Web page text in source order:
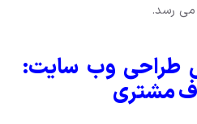
می رسد.
طراحی وب سایت:
مشتری